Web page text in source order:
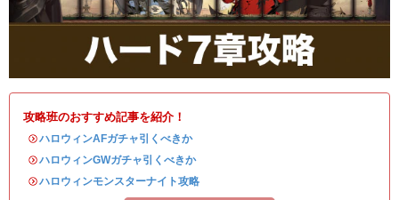
攻略班のおすすめ記事を紹介！
・ハロウィンAFガチャ引くべきか
・ハロウィンGWガチャ引くべきか
・ハロウィンモンスターナイト攻略